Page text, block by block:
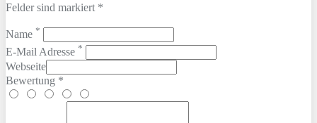
Felder sind markiert *
Name *
E-Mail Adresse *
Webseite
Bewertung *